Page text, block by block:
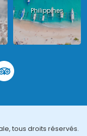
Philippines
tous droits réservés.